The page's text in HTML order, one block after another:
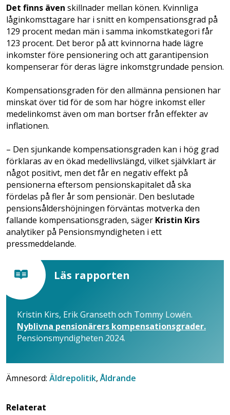
Det finns även skillnader mellan könen. Kvinnliga
låginkomsttagare har i snitt en kompensationsgrad på
129 procent medan män i samma inkomstkategori får
123 procent. Det beror på att kvinnorna hade lägre
inkomster före pensionering och att garantipension
kompenserar för deras lägre inkomstgrundade pension.
Kompensationsgraden för den allmänna pensionen har
minskat över tid för de som har högre inkomst eller
medelinkomst även om man bortser från effekter av
inflationen.
– Den sjunkande kompensationsgraden kan i hög grad
förklaras av en ökad medellivslängd, vilket självklart är
något positivt, men det får en negativ effekt på
pensionerna eftersom pensionskapitalet då ska
fördelas på fler år som pensionär. Den beslutade
pensionsåldershöjningen förväntas motverka den
fallande kompensationsgraden, säger Kristin Kirs
analytiker på Pensionsmyndigheten i ett
pressmeddelande.
Läs rapporten
Kristin Kirs, Erik Granseth och Tommy Lowén.
Nyblivna pensionärers kompensationsgrader.
Pensionsmyndigheten 2024.
Ämnesord: Äldrepolitik,Åldrande
Relaterat